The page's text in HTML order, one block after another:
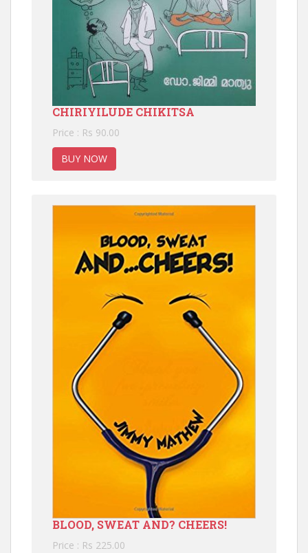
CHIRIYILUDE CHIKITSA
Price : Rs 90.00
BUY NOW
BLOOD, SWEAT AND? CHEERS!
Price : Rs 225.00